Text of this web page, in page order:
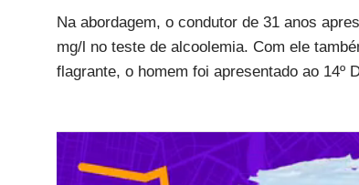
Na abordagem, o condutor de 31 anos
mg/l no teste de alcoolemia. Com ele
flagrante, o homem foi apresentado ao